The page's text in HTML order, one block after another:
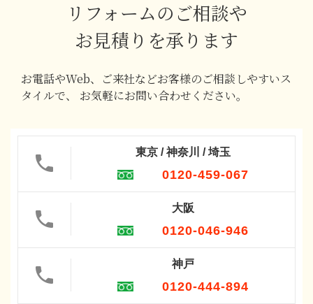
リフォームのご相談や
お見積りを承ります
お電話やWeb、ご来社などお客様のご相談しやすいス
タイルで、
お気軽にお問い合わせください。
東京 / 神奈川 / 埼玉
0120-459-067
大阪
0120-046-946
神戸
0120-444-894